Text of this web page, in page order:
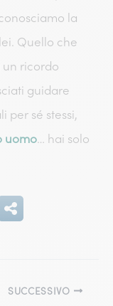
la
Quello che
ricordo
guidare
per sé stessi,
uomo… hai solo
SUCCESSIVO